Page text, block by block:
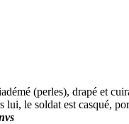
(perles), drapé et
lui, le soldat est